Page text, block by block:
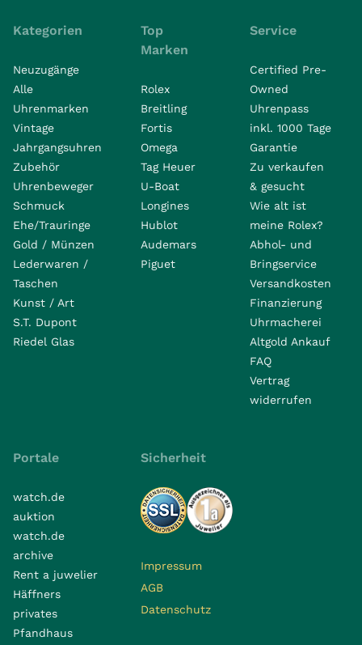
Kategorien
Neuzugänge
Alle
Uhrenmarken
Vintage
Jahrgangsuhren
Zubehör
Uhrenbeweger
Schmuck
Ehe/Trauringe
Gold / Münzen
Lederwaren /
Taschen
Kunst / Art
S.T. Dupont
Riedel Glas
Top
Marken
Rolex
Breitling
Fortis
Omega
Tag Heuer
U-Boat
Longines
Hublot
Audemars
Piguet
Service
Certified Pre-
Owned
Uhrenpass
inkl. 1000 Tage
Garantie
Zu verkaufen
& gesucht
Wie alt ist
meine Rolex?
Abhol- und
Bringservice
Versandkosten
Finanzierung
Uhrmacherei
Altgold Ankauf
FAQ
Vertrag
widerrufen
Portale
watch.de
auktion
watch.de
archive
Rent a juwelier
Häffners
privates
Pfandhaus
Sicherheit
Impressum
AGB
Datenschutz